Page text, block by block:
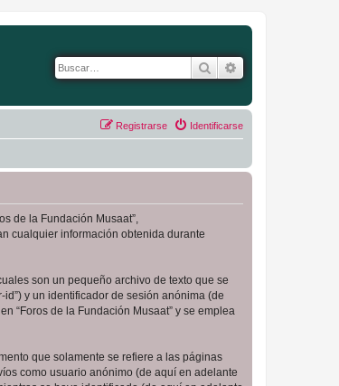
Buscar
Identificarse
Registrarse
de la Fundación Musaat”,
cualquier información obtenida durante
son un pequeño archivo de texto que se
y un identificador de sesión anónima (de
“Foros de la Fundación Musaat” y se emplea
que solamente se refiere a las páginas
como usuario anónimo (de aquí en adelante